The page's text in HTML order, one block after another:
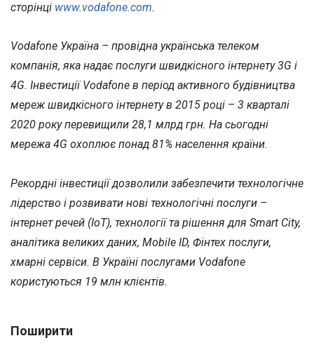
сторінці www.vodafone.com.
Vodafone Україна – провідна українська телеком
компанія, яка надає послуги швидкісного інтернету 3G і
4G. Інвестиції Vodafone в період активного будівництва
мереж швидкісного інтернету в 2015 році – 3 кварталі
2020 року перевищили 28,1 млрд грн. На сьогодні
мережа 4G охоплює понад 81% населення країни.
Рекордні інвестиції дозволили забезпечити технологічне
лідерство і розвивати нові технологічні послуги –
інтернет речей (IoT), технології та рішення для Smart City,
аналітика великих даних, Mobile ID, Фінтех послуги,
хмарні сервіси. В Україні послугами Vodafone
користуються 19 млн клієнтів.
Поширити